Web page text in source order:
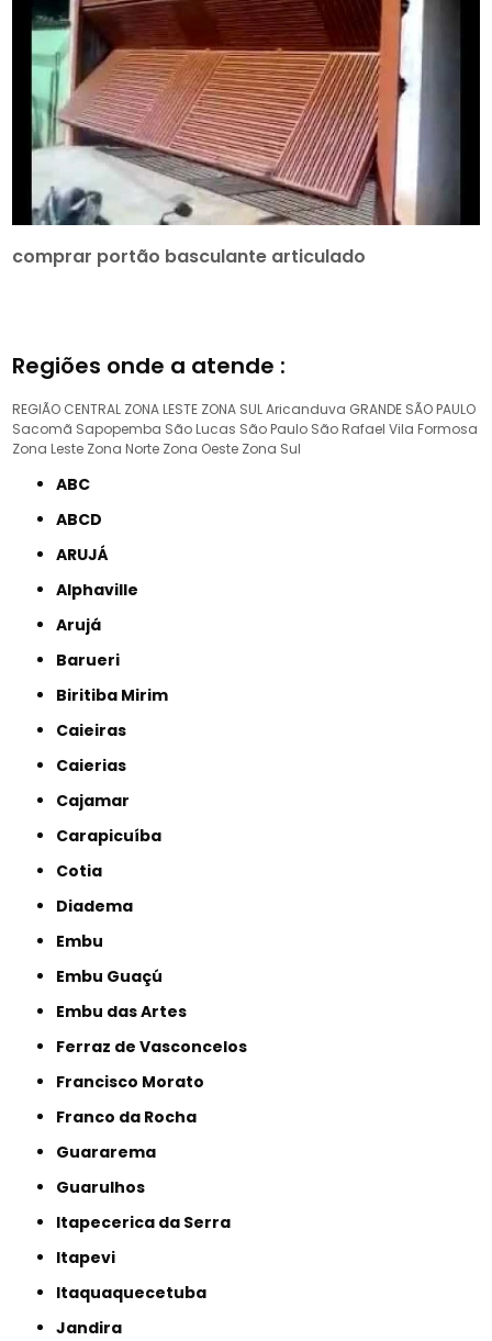
comprar portão basculante articulado
Regiões onde a atende :
REGIÃO CENTRAL ZONA LESTE ZONA SULAricanduva GRANDE SÃO PAULO
Sacomã Sapopemba São Lucas São Paulo São Rafael Vila Formosa
Zona Leste Zona Norte Zona Oeste Zona Sul
ABC
ABCD
ARUJÁ
Alphaville
Arujá
Barueri
Biritiba Mirim
Caieiras
Caierias
Cajamar
Carapicuíba
Cotia
Diadema
Embu
Embu Guaçú
Embu das Artes
Ferraz de Vasconcelos
Francisco Morato
Franco da Rocha
Guararema
Guarulhos
Itapecerica da Serra
Itapevi
Itaquaquecetuba
Jandira